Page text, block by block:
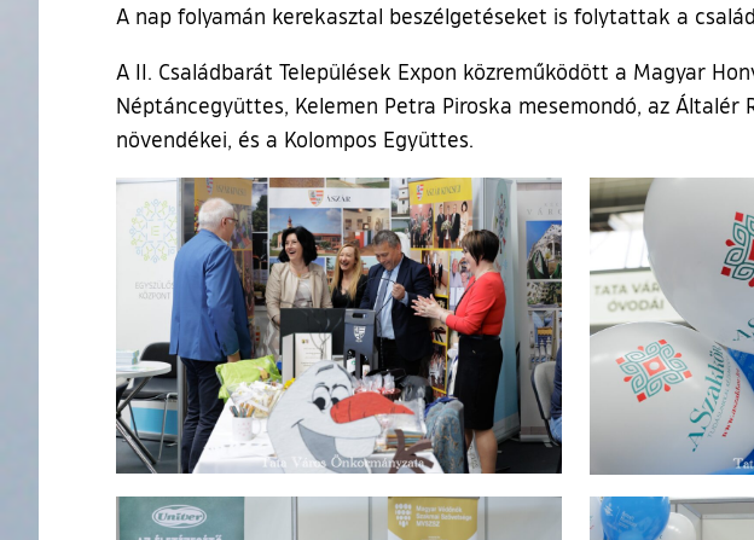
A nap folyamán kerekasztal beszélgetéseket is folytattak a
A II. Családbarát Települések Expon közreműködött a Magyar
Néptáncegyüttes, Kelemen Petra Piroska mesemondó, az
növendékei, és a Kolompos Együttes.
Ugrás a galéria utánra